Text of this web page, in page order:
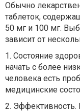
Обычно
таблеток,
50 мг и 100 мг.
зависит от
1. Состояние
начать с более
человека есть
медицинские
2. Эффективность.